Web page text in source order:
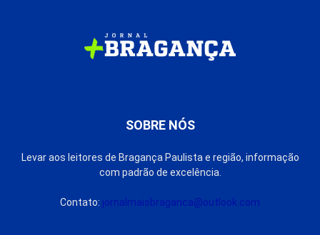
SOBRE NÓS
Levar aos leitores de Bragança Paulista e região, informação
com padrão de excelência.
Contato: jornalmaisbraganca@outlook.com